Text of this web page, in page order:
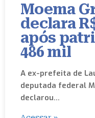
Moema
declara
após
486 mil
A ex-prefeita de
deputada federal
declarou…